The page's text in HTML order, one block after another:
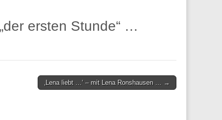
ersten Stunde“ …
‚Lena liebt …‘ – mit Lena Ronshausen … →